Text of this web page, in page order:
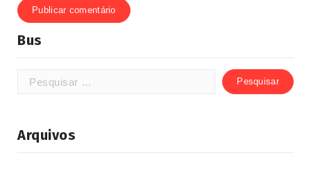
Bus
Arquivos